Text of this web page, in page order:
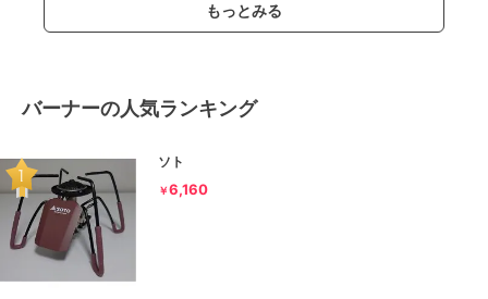
もっとみる
バーナーの人気ランキング
ソト
￥6,160